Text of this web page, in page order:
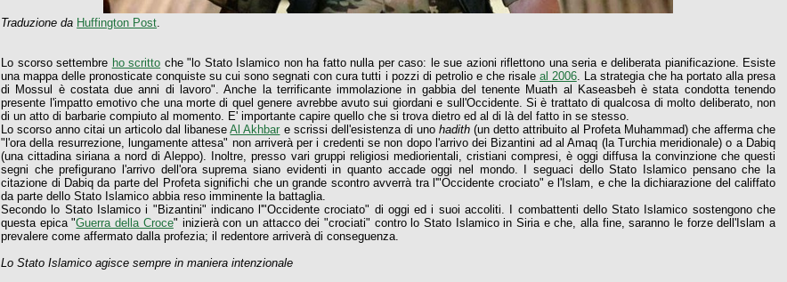
Traduzione da Huffington Post.
Lo scorso settembre ho scritto che "lo Stato Islamico non ha fatto nulla per caso: le sue azioni riflettono una seria e deliberata pianificazione. Esiste
una mappa delle pronosticate conquiste su cui sono segnati con cura tutti i pozzi di petrolio e che risale al 2006. La strategia che ha portato alla presa
di Mossul è costata due anni di lavoro". Anche la terrificante immolazione in gabbia del tenente Muath al Kaseasbeh è stata condotta tenendo
presente l'impatto emotivo che una morte di quel genere avrebbe avuto sui giordani e sull'Occidente. Si è trattato di qualcosa di molto deliberato, non
di un atto di barbarie compiuto al momento. E' importante capire quello che si trova dietro ed al di là del fatto in se stesso.
Lo scorso anno citai un articolo dal libaneseAl Akhbar e scrissi dell'esistenza di unohadith(un detto attribuito al Profeta Muhammad) che afferma che
"l'ora della resurrezione, lungamente attesa" non arriverà per i credenti se non dopo l'arrivo dei Bizantini ad al Amaq (la Turchia meridionale) o a Dabiq
(una cittadina siriana a nord di Aleppo). Inoltre, presso vari gruppi religiosi mediorientali, cristiani compresi, è oggi diffusa la convinzione che questi
segni che prefigurano l'arrivo dell'ora suprema siano evidenti in quanto accade oggi nel mondo. I seguaci dello Stato Islamico pensano che la
citazione di Dabiq da parte del Profeta significhi che un grande scontro avverrà tra l'"Occidente crociato" e l'Islam, e che la dichiarazione del califfato
da parte dello Stato Islamico abbia reso imminente la battaglia.
Secondo lo Stato Islamico i "Bizantini" indicano l'"Occidente crociato" di oggi ed i suoi accoliti. I combattenti dello Stato Islamico sostengono che
questa epica "Guerra della Croce" inizierà con un attacco dei "crociati" contro lo Stato Islamico in Siria e che, alla fine, saranno le forze dell'Islam a
prevalere come affermato dalla profezia; il redentore arriverà di conseguenza.
Lo Stato Islamico agisce sempre in maniera intenzionale